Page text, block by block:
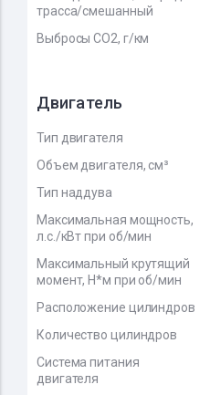
трасса/смешанный
Выбросы CO2, г/км
Двигатель
Тип двигателя
Объем двигателя, см³
Тип наддува
Максимальная мощность,
л.с./кВт при об/мин
Максимальный крутящий
момент, Н*м при об/мин
Расположение цилиндров
Количество цилиндров
Система питания
двигателя